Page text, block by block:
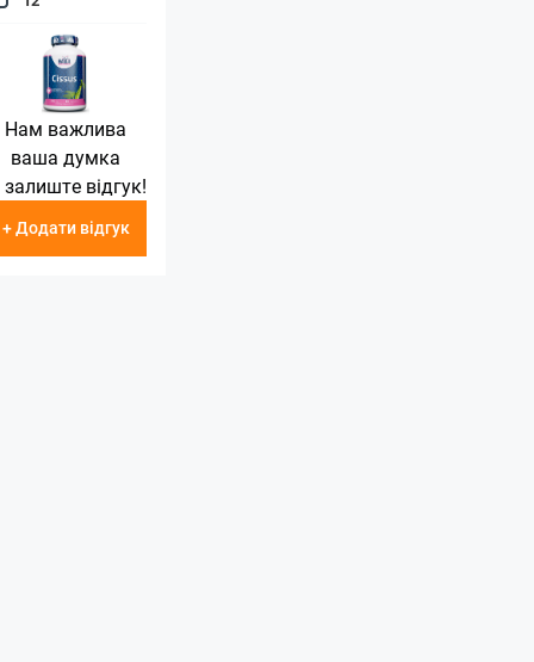
Нам важлива
ваша думка
відгук!
+ Додати відгук